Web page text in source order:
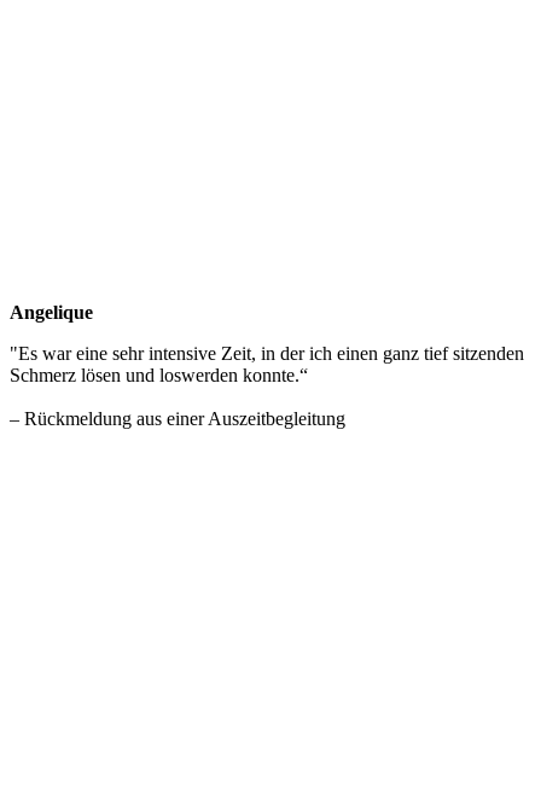
Angelique
"Es war eine sehr intensive Zeit, in der ich einen ganz tief sitzenden
Schmerz lösen und loswerden konnte.“
– Rückmeldung aus einer Auszeitbegleitung